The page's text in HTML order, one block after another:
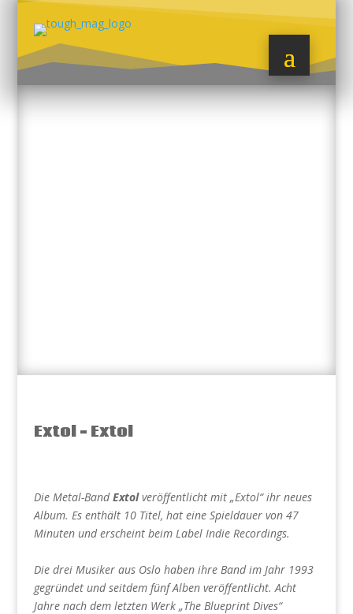
Extol – Extol
Die Metal-BandExtolveröffentlicht mit „Extol“ ihr neues
Album. Es enthält 10 Titel, hat eine Spieldauer von 47
Minuten und erscheint beim Label Indie Recordings.
Die drei Musiker aus Oslo haben ihre Band im Jahr 1993
gegründet und seitdem fünf Alben veröffentlicht. Acht
Jahre nach dem letzten Werk „The Blueprint Dives“